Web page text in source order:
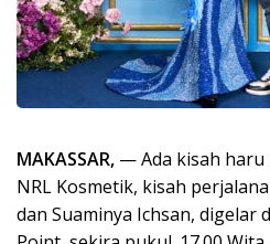
MAKASSAR, — Ada kisah haru
NRL Kosmetik, kisah
dan Suaminya Ichsan, digelar